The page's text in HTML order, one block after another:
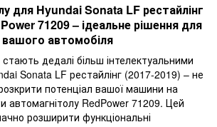
для Hyundai Sonata LF рестайлінг
71209 – ідеальне рішення для
вашого автомобіля
стають дедалі більш інтелектуальними
Sonata LF рестайлінг (2017-2019) – не
потенціал вашої машини на
автомагнітолу RedPower 71209. Цей
розширити функціональні